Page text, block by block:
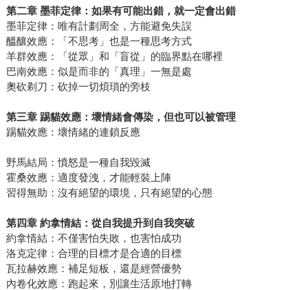
第二章 墨菲定律：如果有可能出錯，就一定會出錯
墨菲定律：唯有計劃周全，方能避免失誤
醞釀效應：「不思考」也是一種思考方式
羊群效應：「從眾」和「盲從」的臨界點在哪裡
巴南效應：似是而非的「真理」一無是處
奧砍剃刀：砍掉一切煩瑣的旁枝
第三章 踢貓效應：壞情緒會傳染，但也可以被管理
踢貓效應：壞情緒的連鎖反應
野馬結局：憤怒是一種自我毀滅
霍桑效應：適度發洩，才能輕裝上陣
習得無助：沒有絕望的環境，只有絕望的心態
第四章 約拿情結：從自我提升到自我突破
約拿情結：不僅害怕失敗，也害怕成功
洛克定律：合理的目標才是合適的目標
瓦拉赫效應：補足短板，還是經營優勢
內卷化效應：跑起來，別讓生活原地打轉